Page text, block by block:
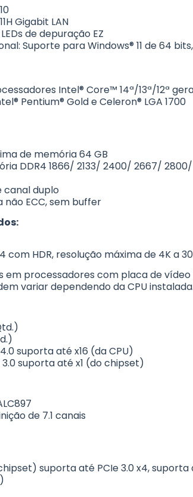
Gigabit LAN
LEDs de depuração EZ
Suporte para Windows® 11 de 64
Intel® Core™ 14ª/13ª/12ª
Pentium® Gold e Celeron® LGA 1700
de memória 64 GB
DDR4 1866/ 2133/ 2400/ 2667/
canal duplo
ECC, sem buffer
com HDR, resolução máxima de 4K a
em processadores com placa de
variar dependendo da CPU instalada.
suporta até x16 (da CPU)
3.0 suporta até x1 (do chipset)
de 7.1 canais
suporta até PCIe 3.0 x4,